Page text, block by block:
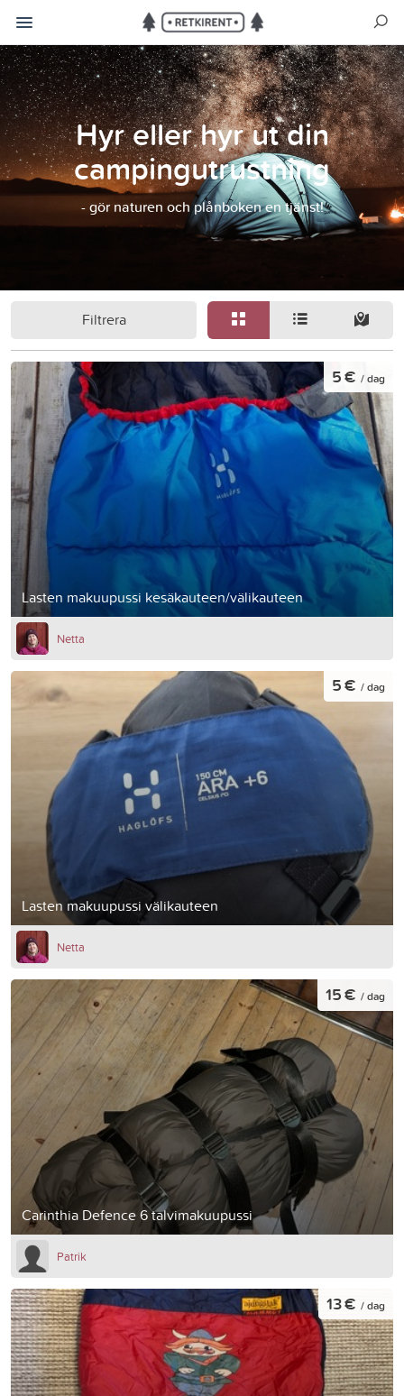
Hyr eller hyr ut din
campingutrustning
- gör naturen och plånboken en tjänst!
Filtrera
Lasten makuupussi kesäkauteen/välikauteen
5 € / dag
Netta
Lasten makuupussi välikauteen
5 € / dag
Netta
Carinthia Defence 6 talvimakuupussi
15 € / dag
Patrik
13 € / dag